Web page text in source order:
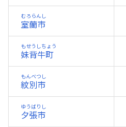
室蘭市
むろらんし
妹背牛町
もせうしちょう
紋別市
もんべつし
夕張市
ゆうばりし